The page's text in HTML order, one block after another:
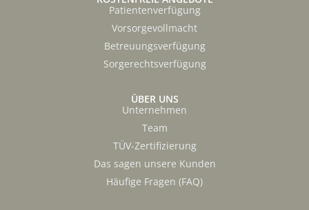
Patientenverfügung
Vorsorgevollmacht
Betreuungsverfügung
Sorgerechtsverfügung
ÜBER UNS
Unternehmen
Team
TÜV-Zertifizierung
Das sagen unsere Kunden
Häufige Fragen (FAQ)